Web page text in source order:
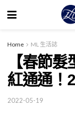
Home ML 生活誌
【春節
紅通通！
2022-05-19